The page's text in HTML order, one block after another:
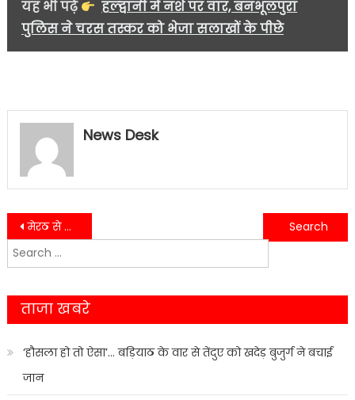
यह भी पढ़ें
हल्द्वानी में नशे पर वार, बनभूलपुरा
पुलिस ने चरस तस्कर को भेजा सलाखों के पीछे
News Desk
Post
navigation
मेरठ से लैंसडाउन घूमने आए बुजुर्ग दम्पत्ति का खोया हुआ पर्स लौटाकर पौड़ी पुलिस ने दिया ईमानदारी का परिचय…..
कांग्रेसियों ने मालवीय उद्यान से प्रदर्शन करते हुए तहसील चौक पहुंचकर किया केंद्र सरकार का पुतला दहन……
Search
for:
ताजा खबरे
‘हौसला हो तो ऐसा’… बड़ियाठ के वार से तेंदुए को खदेड़ बुजुर्ग ने बचाई
जान